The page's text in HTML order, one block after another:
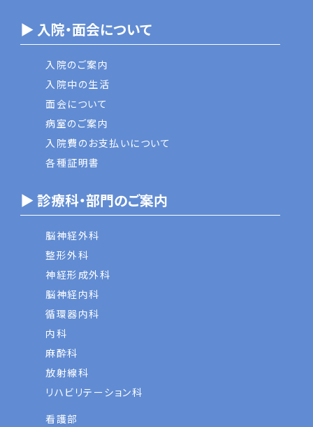
▶ 入院・面会について
入院のご案内
入院中の生活
面会について
病室のご案内
入院費のお支払いについて
各種証明書
▶ 診療科・部門のご案内
脳神経外科
整形外科
神経形成外科
脳神経内科
循環器内科
内科
麻酔科
放射線科
リハビリテーション科
看護部